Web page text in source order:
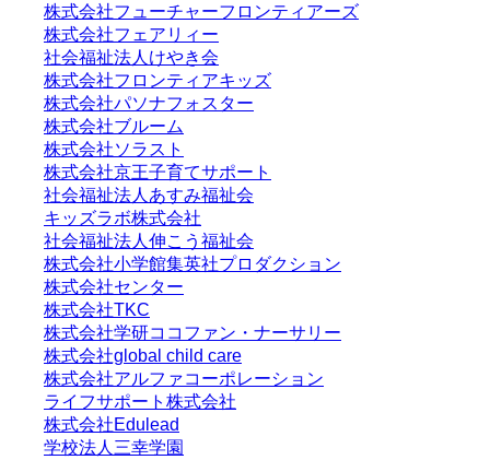
株式会社フューチャーフロンティアーズ
株式会社フェアリィー
社会福祉法人けやき会
株式会社フロンティアキッズ
株式会社パソナフォスター
株式会社ブルーム
株式会社ソラスト
株式会社京王子育てサポート
社会福祉法人あすみ福祉会
キッズラボ株式会社
社会福祉法人伸こう福祉会
株式会社小学館集英社プロダクション
株式会社センター
株式会社TKC
株式会社学研ココファン・ナーサリー
株式会社global child care
株式会社アルファコーポレーション
ライフサポート株式会社
株式会社Edulead
学校法人三幸学園